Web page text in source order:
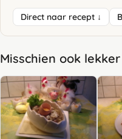
Direct naar recept ↓
Misschien ook lekker